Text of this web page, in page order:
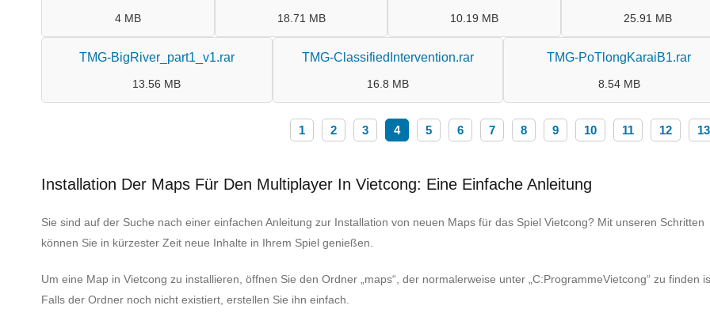
4 MB 18.71 MB 10.19 MB 25.91 MB
TMG-BigRiver_part1_v1.rar
13.56 MB
TMG-ClassifiedIntervention.rar
16.8 MB
TMG-PoTlongKaraiB1.rar
8.54 MB
1 2 3 4 5 6 7 8 9 10 11 12 13
Installation Der Maps Für Den Multiplayer In Vietcong: Eine Einfache Anleitung
Sie sind auf der Suche nach einer einfachen Anleitung zur Installation von neuen Maps für das Spiel Vietcong? Mit unseren Schritten
können Sie in kürzester Zeit neue Inhalte in Ihrem Spiel genießen.
Um eine Map in Vietcong zu installieren, öffnen Sie den Ordner „maps“, der normalerweise unter „C:ProgrammeVietcong“ zu finden
Falls der Ordner noch nicht existiert, erstellen Sie ihn einfach.